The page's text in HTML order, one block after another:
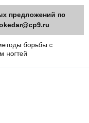
грибка
борьбы с
ногтей
предложений по